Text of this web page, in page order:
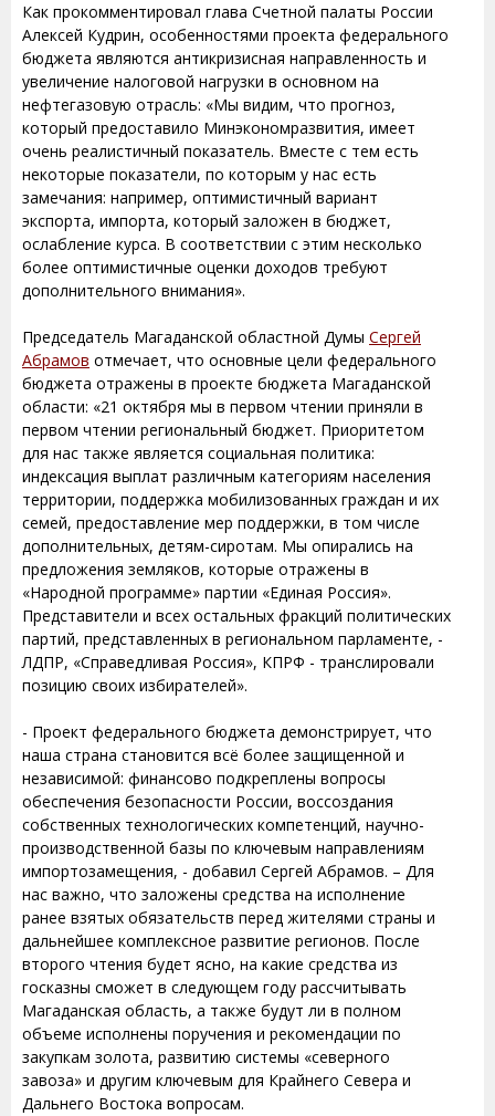
Как прокомментировал глава Счетной палаты России
Алексей Кудрин, особенностями проекта федерального
бюджета являются антикризисная направленность и
увеличение налоговой нагрузки в основном на
нефтегазовую отрасль: «Мы видим, что прогноз,
который предоставило Минэкономразвития, имеет
очень реалистичный показатель. Вместе с тем есть
некоторые показатели, по которым у нас есть
замечания: например, оптимистичный вариант
экспорта, импорта, который заложен в бюджет,
ослабление курса. В соответствии с этим несколько
более оптимистичные оценки доходов требуют
дополнительного внимания».
Председатель Магаданской областной Думы Сергей
Абрамов отмечает, что основные цели федерального
бюджета отражены в проекте бюджета Магаданской
области: «21 октября мы в первом чтении приняли в
первом чтении региональный бюджет. Приоритетом
для нас также является социальная политика:
индексация выплат различным категориям населения
территории, поддержка мобилизованных граждан и их
семей, предоставление мер поддержки, в том числе
дополнительных, детям-сиротам. Мы опирались на
предложения земляков, которые отражены в
«Народной программе» партии «Единая Россия».
Представители и всех остальных фракций политических
партий, представленных в региональном парламенте, -
ЛДПР, «Справедливая Россия», КПРФ - транслировали
позицию своих избирателей».
- Проект федерального бюджета демонстрирует, что
наша страна становится всё более защищенной и
независимой: финансово подкреплены вопросы
обеспечения безопасности России, воссоздания
собственных технологических компетенций, научно-
производственной базы по ключевым направлениям
импортозамещения, - добавил Сергей Абрамов. – Для
нас важно, что заложены средства на исполнение
ранее взятых обязательств перед жителями страны и
дальнейшее комплексное развитие регионов. После
второго чтения будет ясно, на какие средства из
госказны сможет в следующем году рассчитывать
Магаданская область, а также будут ли в полном
объеме исполнены поручения и рекомендации по
закупкам золота, развитию системы «северного
завоза» и другим ключевым для Крайнего Севера и
Дальнего Востока вопросам.